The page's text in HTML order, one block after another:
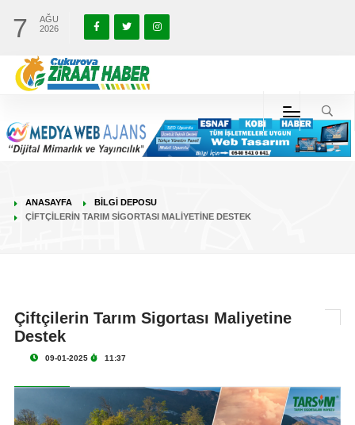
7
AĞU
2026
ANASAYFA
BİLGİ DEPOSU
ÇIFTÇILERIN TARIM SIGORTASI MALIYETINE DESTEK
Çiftçilerin Tarım Sigortası Maliyetine
Destek
09-01-2025 11:37